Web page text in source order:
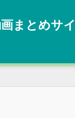
まとめサ